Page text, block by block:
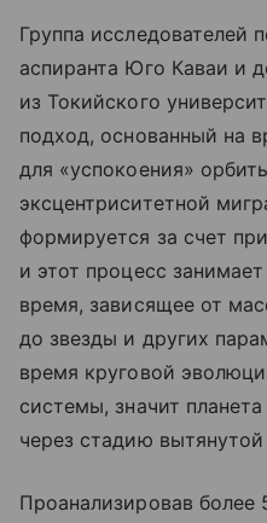
Группа исследователей
аспиранта Юго Каваи и
из Токийского
подход, основанный на
для «успокоения»
эксцентриситетной
формируется за счет
и этот процесс
время, зависящее от
до звезды и других
время круговой
системы, значит
через стадию
Проанализировав более